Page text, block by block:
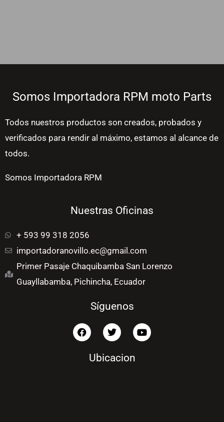
Somos Importadora RPM moto Parts
Todos nuestros productos son creados, probados y
verificados para rendir al máximo, estamos al alcance de
todos.
Somos Importadora RPM
Nuestras Oficinas
+ 593 99 318 2056
importadoranovillo.ec@gmail.com
Primer Pasaje Chaquibamba San Lorenzo
Guayllabamba, Pichincha, Ecuador
Síguenos
F
a
c
T
w
i
t
t
Y
o
u
Ubicacion